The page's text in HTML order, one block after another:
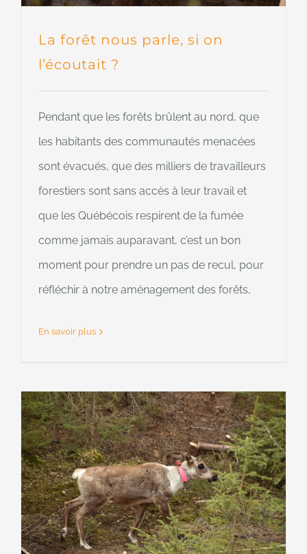
La forêt nous parle, si on
l’écoutait ?
Pendant que les forêts brûlent au nord, que
les habitants des communautés menacées
sont évacués, que des milliers de travailleurs
forestiers sont sans accès à leur travail et
que les Québécois respirent de la fumée
comme jamais auparavant, c’est un bon
moment pour prendre un pas de recul, pour
réfléchir à notre aménagement des forêts,
En savoir plus